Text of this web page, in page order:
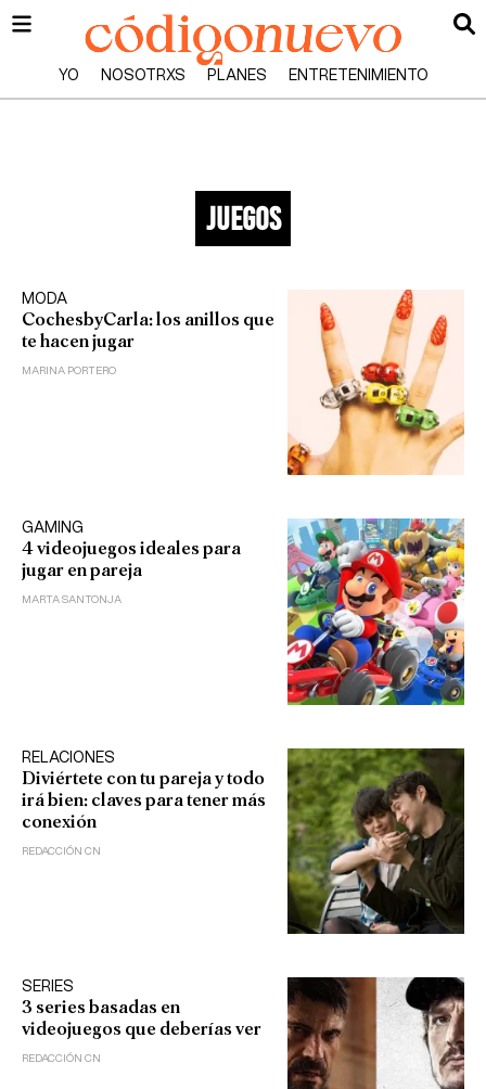
YO NOSOTRXS PLANES ENTRETENIMIENTO
juegos
MODA
CochesbyCarla: los anillos que
te hacen jugar
MARINA PORTERO
GAMING
4 videojuegos ideales para
jugar en pareja
MARTA SANTONJA
RELACIONES
Diviértete con tu pareja y todo
irá bien: claves para tener más
conexión
REDACCIÓN CN
SERIES
3 series basadas en
videojuegos que deberías ver
REDACCIÓN CN